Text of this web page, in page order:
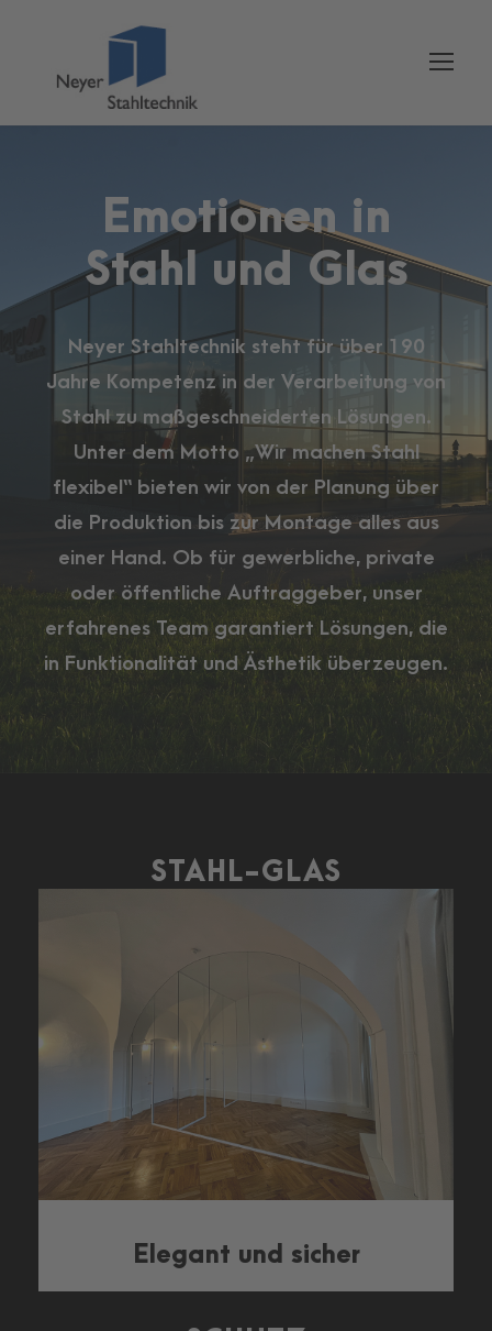
Emotionen in
Stahl und Glas
Neyer Stahltechnik steht für über 190
Jahre Kompetenz in der Verarbeitung von
Stahl zu maßgeschneiderten Lösungen.
Unter dem Motto „Wir machen Stahl
flexibel“ bieten wir von der Planung über
die Produktion bis zur Montage alles aus
einer Hand. Ob für gewerbliche, private
oder öffentliche Auftraggeber, unser
erfahrenes Team garantiert Lösungen, die
in Funktionalität und Ästhetik überzeugen.
STAHL-GLAS
Elegant und sicher